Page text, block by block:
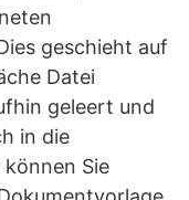
geschieht auf
Datei
geleert und
in die
Sie